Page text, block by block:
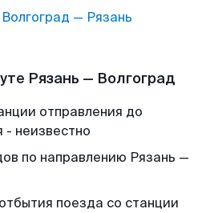
Волгоград — Рязань
Рязань — Волгоград
отправления до
- неизвестно
по направлению Рязань —
поезда со станции